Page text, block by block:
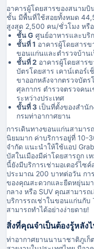
อาคารผู้โดยสารของสนาม
ชั้น มีพื้นที่ใช้สอยทั้งหมด
สูงสุด 2,500 คน/ชั่วโมง ห
ชั้น G ศูนย์อาหารและบริ
ชั้นที่ 1 อาคารผู้โดยสารข
ขอนแก่นและตำรวจบ้าน
ชั้นที่ 2 อาคารผู้โดยสาร
บัตรโดยสาร เคาน์เตอร์
ขาออกหลังจากตรวจบัต
ศุลกากร ตำรวจตรวจคน
ระหว่างประเทศ
ขั้นที่ 3 เป็นที่ตั้งของสำนั
กรมท่าอากาศยาน
การเดินทางขอนแก่นสามาร
นิยมมาก ค่าบริการอยู่ที่ 10-
จำกัด แนะนำให้ใช้แอป
บัสในเมืองมีค่าโดยสารถูก เ
นี้ยังมีบริการเช่ามอเตอร์ไซ
ประมาณ 200 บาทต่อวัน กา
ของคุณสะดวกและยืดหยุ่นม
กลาง หรือ SUV คุณสามารถ
บริการรถเช่าในขอนแก่นกับ
สามารถทำได้อย่างง่ายดาย!
สิ่งที่คุณจำเป็นต้องรู้หลังไ
ท่าอากาศยานนานาชาติภูเก็